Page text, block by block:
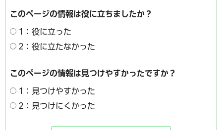
このページの情報は役に立ちましたか？
1：役に立った
2：役に立たなかった
このページの情報は見つけやすかったですか？
1：見つけやすかった
2：見つけにくかった